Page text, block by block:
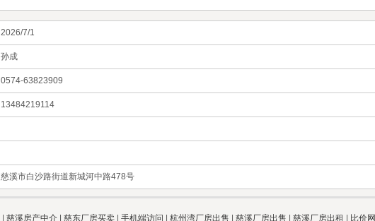
2026/7/1
孙成
0574-63823909
13484219114
慈溪市白沙路街道新城河中路478号
慈溪房产中介| 慈东厂房买卖| 手机端访问 杭州湾厂房出售 慈溪厂房出售 慈溪厂房出租 比价网